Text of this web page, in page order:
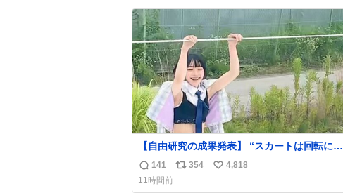
数
ス
ト
数
ね
数
【自由研究の成果発表】 “スカートは回転によ
って広がるが、岡澤恋によって270°までなら
広がらずに回転が可能なことが証明された！”
返
信
141
リ
354
い
4,818
11時間前